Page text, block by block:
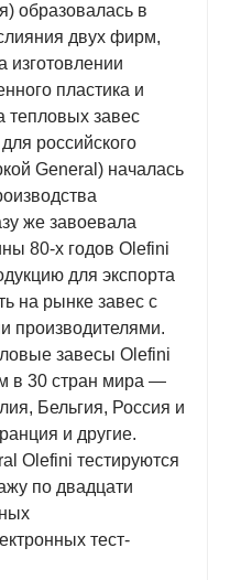
образовалась в
двух фирм,
изготовлении
пластика и
тепловых завес
российского
General) началась
же завоевала
80-х годов Olefini
для экспорта
на рынке завес с
производителями.
завесы Olefini
в 30 стран мира —
Бельгия, Россия и
и другие.
Olefini тестируются
по двадцати
тест-